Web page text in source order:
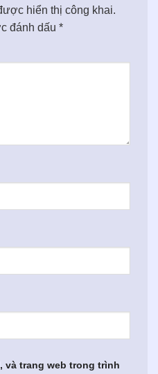
hiển thị công khai.
đánh dấu *
và trang web trong trình